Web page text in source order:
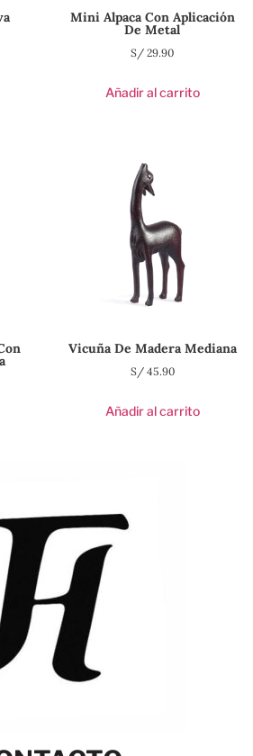
Mini Alpaca Con Aplicación
De Metal
S/ 29.90
Añadir al carrito
Vicuña De Madera Mediana
S/45.90
Añadir al carrito